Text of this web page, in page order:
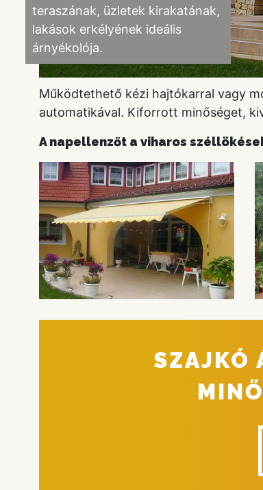
teraszának, üzletek kirakatának,
lakások erkélyének ideális
árnyékolója.
Működtethető kézi hajtókarral vagy
automatikával. Kiforrott minőséget,
A napellenzőt a viharos
SZAJKÓ